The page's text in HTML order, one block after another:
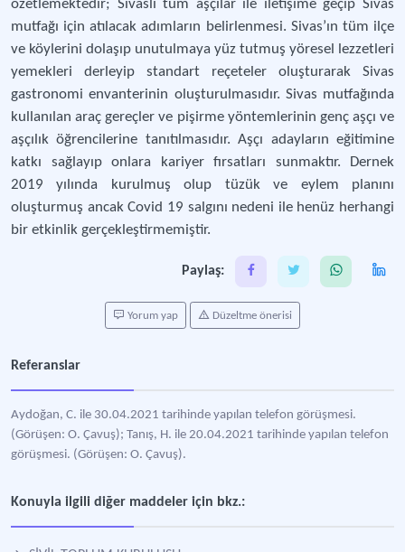
özetlemektedir; Sivaslı tüm aşçılar ile iletişime geçip Sivas
mutfağı için atılacak adımların belirlenmesi. Sivas’ın tüm ilçe
ve köylerini dolaşıp unutulmaya yüz tutmuş yöresel lezzetleri
yemekleri derleyip standart reçeteler oluşturarak Sivas
gastronomi envanterinin oluşturulmasıdır. Sivas mutfağında
kullanılan araç gereçler ve pişirme yöntemlerinin genç aşçı ve
aşçılık öğrencilerine tanıtılmasıdır. Aşçı adayların eğitimine
katkı sağlayıp onlara kariyer fırsatları sunmaktır. Dernek
2019 yılında kurulmuş olup tüzük ve eylem planını
oluşturmuş ancak Covid 19 salgını nedeni ile henüz herhangi
bir etkinlik gerçekleştirmemiştir.
Paylaş:
Yorum yap Düzeltme önerisi
Referanslar
Aydoğan, C. ile 30.04.2021 tarihinde yapılan telefon görüşmesi.
(Görüşen: O. Çavuş); Tanış, H. ile 20.04.2021 tarihinde yapılan telefon
görüşmesi. (Görüşen: O. Çavuş).
Konuyla ilgili diğer maddeler için bkz.: